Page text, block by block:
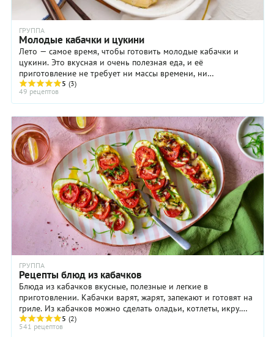
ГРУППА
Молодые кабачки и цукини
Лето — самое время, чтобы готовить молодые кабачки и
цукини. Это вкусная и очень полезная еда, и её
приготовление не требует ни массы времени, ни
5 (3)
49 рецептов
ГРУППА
Рецепты блюд из кабачков
Блюда из кабачков вкусные, полезные и легкие в
приготовлении. Кабачки варят, жарят, запекают и готовят на
гриле. Из кабачков можно сделать оладьи, котлеты, икру.
Кабачок — самый ближайший родственник ...
5 (2)
541 рецептов